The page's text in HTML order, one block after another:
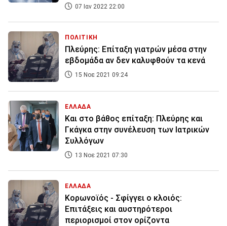
07 Ιαν 2022 22:00
ΠΟΛΙΤΙΚΗ
Πλεύρης: Επίταξη γιατρών μέσα στην
εβδομάδα αν δεν καλυφθούν τα κενά
15 Νοε 2021 09:24
ΕΛΛΑΔΑ
Και στο βάθος επίταξη: Πλεύρης και
Γκάγκα στην συνέλευση των Ιατρικών
Συλλόγων
13 Νοε 2021 07:30
ΕΛΛΑΔΑ
Κορωνοϊός - Σφίγγει ο κλοιός:
Επιτάξεις και αυστηρότεροι
περιορισμοί στον ορίζοντα